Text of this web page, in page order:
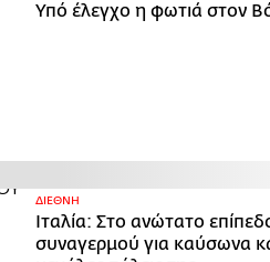
Υπό έλεγχο η φωτιά στον
ΔΙΕΘΝΗ
Ιταλία: Στο ανώτατο
συναγερμού για καύσωνα